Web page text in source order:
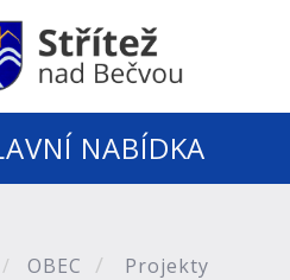
NABÍDKA
OBEC
Projekty